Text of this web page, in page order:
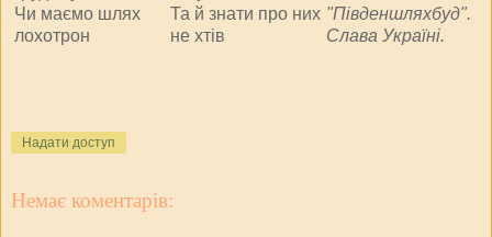
Чи маємо шлях
лохотрон
Та й знати про них
не хтів
"Південшляхбуд".
Слава Україні.
Надати доступ
Немає коментарів: